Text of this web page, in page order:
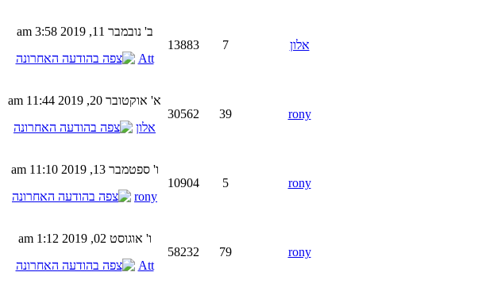
אלון 7
13883
ב' נובמבר 11, 2019 3:58 am
Att
rony
39
30562
א' אוקטובר 20, 2019 11:44 am
אלון
rony
5
10904
ו' ספטמבר 13, 2019 11:10 am
rony
rony
79
58232
ו' אוגוסט 02, 2019 1:12 am
Att